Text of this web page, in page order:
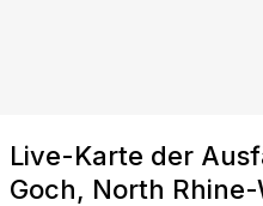
Live-Karte der
Goch, North